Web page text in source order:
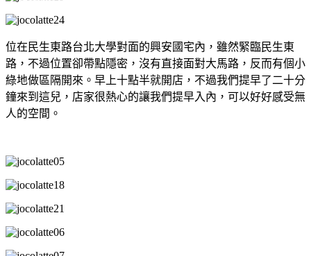
位在民生東路台北大學對面的興安國宅內，雖然緊臨民生東
路，不過位置卻帶點隱密，沒有直接面對大馬路，反而有個小
綠地做區隔開來。早上十點半就開店，不過我們提早了二十分
鐘來到這兒，店家很熱心的讓我們提早入內，可以好好感受無
人的空間。